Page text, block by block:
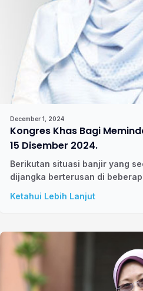
December 1, 2024
Kongres Khas Bagi
15 Disember 2024.
Berikutan situasi banjir yang
dijangka berterusan di
Ketahui Lebih Lanjut